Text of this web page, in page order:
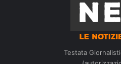
Testata